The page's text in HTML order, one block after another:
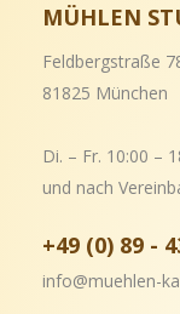
MÜHLEN
Feldbergstraße
81825 München
Di. – Fr. 10:00 –
und nach
+49 (0) 89 -
info@muehlen-